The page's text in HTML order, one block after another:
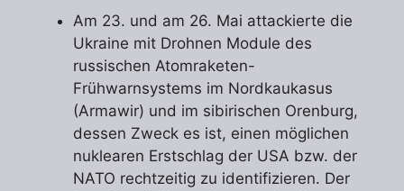
Am 23. und am 26. Mai attackierte die
Ukraine mit Drohnen Module des
russischen Atomraketen-
Frühwarnsystems im Nordkaukasus
(Armawir) und im sibirischen Orenburg,
dessen Zweck es ist, einen möglichen
nuklearen Erstschlag der USA bzw. der
NATO rechtzeitig zu identifizieren. Der